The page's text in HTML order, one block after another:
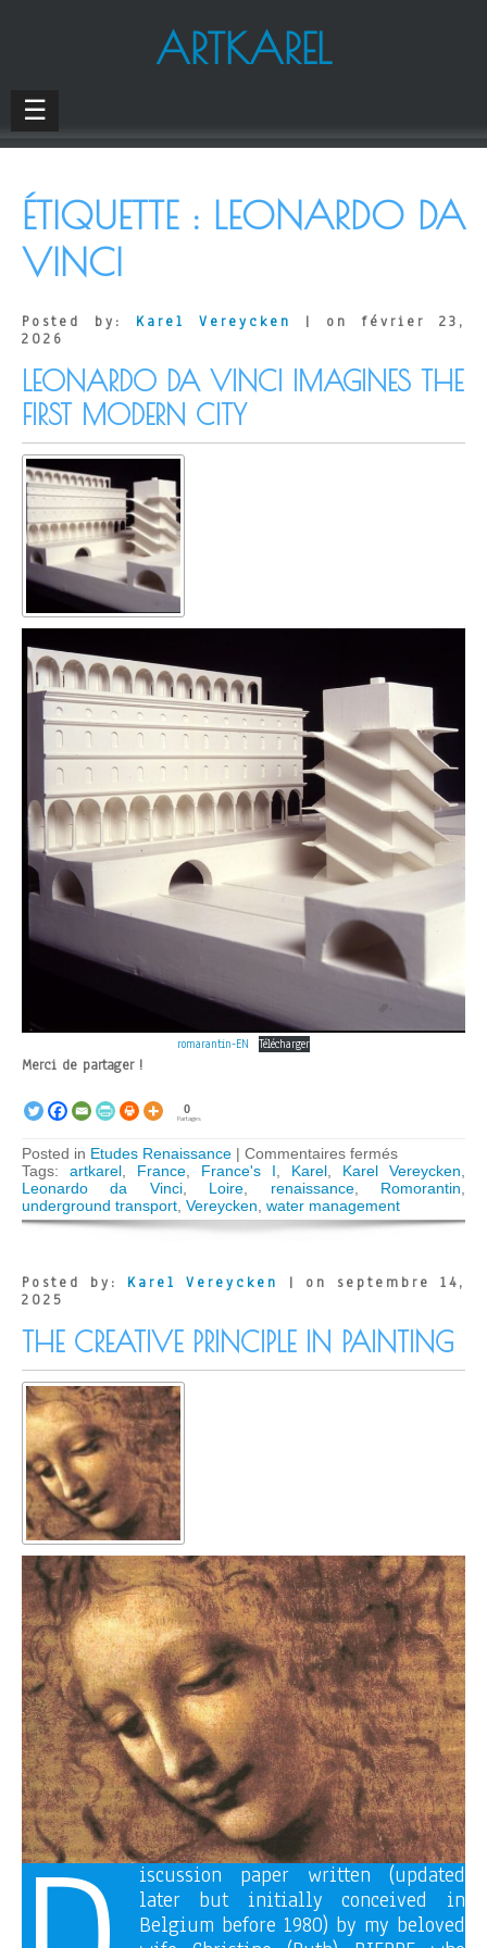
ARTKAREL
☰
ÉTIQUETTE : LEONARDO DA
VINCI
Posted by: Karel Vereycken
| on février 23,
2026
LEONARDO DA VINCI IMAGINES THE
FIRST MODERN CITY
romarantin-EN Télécharger
Merci de partager !
0
Partages
Posted in Etudes Renaissance | Commentaires ferméssur
Leonardo
da
Vinci
imagines
Modern
City
Tags: artkarel France France's I Karel Karel Vereycken
Leonardo da Vinci, Loire renaissance, Romorantin
underground transport Vereycken water management
Posted by: Karel Vereycken
| on septembre 14,
2025
THE CREATIVE PRINCIPLE IN PAINTING
iscussion paper written (updated
later but initially conceived in
Belgium before 1980) by my beloved